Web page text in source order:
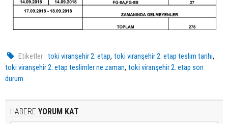
Etiketler : toki viranşehir 2. etap,toki viranşehir 2. etap teslim tarihi,
toki viranşehir 2. etap teslimler ne zaman, toki viranşehir 2. etap son
durum
HABERE YORUM KAT